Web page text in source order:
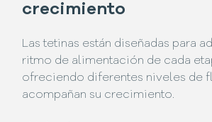
crecimiento
Las tetinas están diseñadas para
ritmo de alimentación de cada
ofreciendo diferentes niveles de
acompañan su crecimiento.